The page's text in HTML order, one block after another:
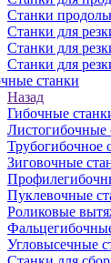
Станки
Станки для
Станки для
Станки для
станки
Назад
Гибочные
Листогибочные
Трубогибочное
Зиговочные
Пуклевочные
Роликовые
Угловысечные